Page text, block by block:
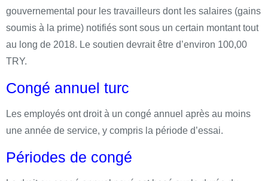
gouvernemental pour les travailleurs dont les salaires (gains
soumis à la prime) notifiés sont sous un certain montant tout
au long de 2018. Le soutien devrait être d’environ 100,00
TRY.
Congé annuel turc
Les employés ont droit à un congé annuel après au moins
une année de service, y compris la période d’essai.
Périodes de congé